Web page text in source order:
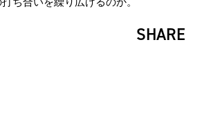
ち合いを繰り広げるのか。
SHARE